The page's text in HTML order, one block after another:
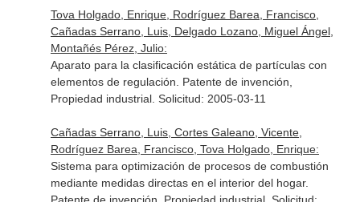
Tova Holgado, Enrique, Rodríguez Barea, Francisco,
Cañadas Serrano, Luis, Delgado Lozano, Miguel Ángel,
Montañés Pérez, Julio:
Aparato para la clasificación estática de partículas con
elementos de regulación. Patente de invención,
Propiedad industrial. Solicitud: 2005-03-11
Cañadas Serrano, Luis, Cortes Galeano, Vicente,
Rodríguez Barea, Francisco, Tova Holgado, Enrique:
Sistema para optimización de procesos de combustión
mediante medidas directas en el interior del hogar.